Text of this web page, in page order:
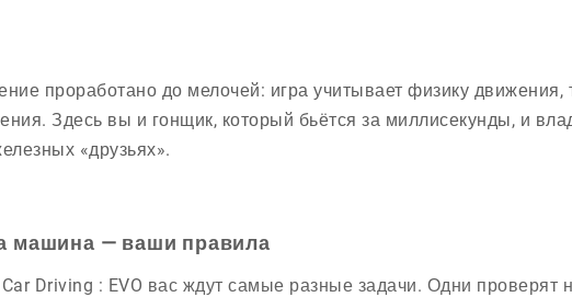
проработано до мелочей: игра учитывает физику
Здесь вы и гонщик, который бьётся за миллисекунды, и
«друзьях».
машина — ваши правила
Driving : EVO вас ждут самые разные задачи. Одни проверят